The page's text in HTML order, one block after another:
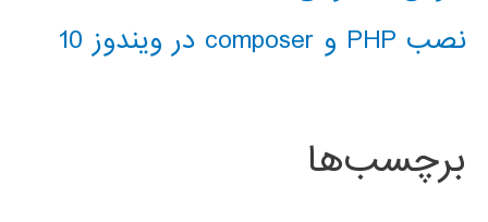
نصب PHP و composer در ویندوز 10
برچسب‌ها